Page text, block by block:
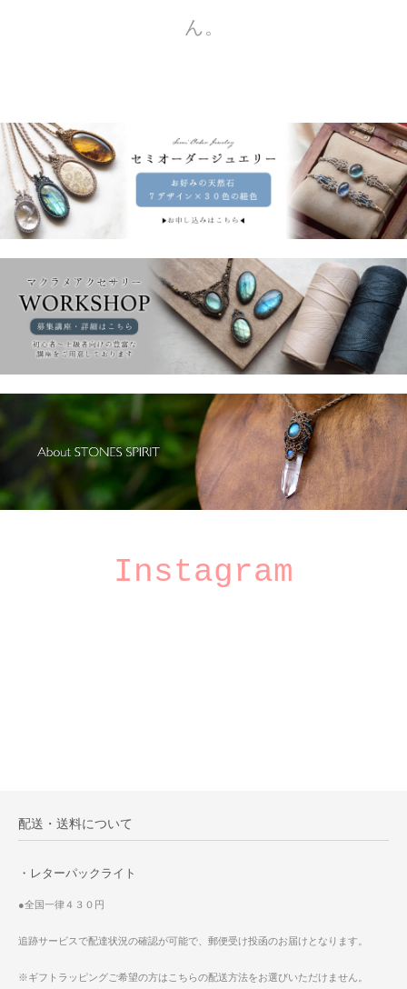
ん。
Instagram
配送・送料について
・レターパックライト
●全国一律４３０円
追跡サービスで配達状況の確認が可能で、郵便受け投函のお届けとなります。
※ギフトラッピングご希望の方はこちらの配送方法をお選びいただけません。